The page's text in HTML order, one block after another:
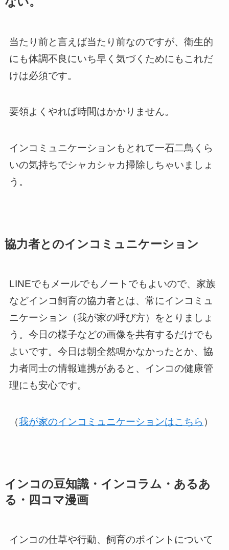
当たり前と言えば当たり前なのですが、衛生的
にも体調不良にいち早く気づくためにもこれだ
けは必須です。
要領よくやれば時間はかかりません。
インコミュニケーションもとれて一石二鳥くら
いの気持ちでシャカシャカ掃除しちゃいましょ
う。
協力者とのインコミュニケーション
LINEでもメールでもノートでもよいので、家族
などインコ飼育の協力者とは、常にインコミュ
ニケーション（我が家の呼び方）をとりましょ
う。今日の様子などの画像を共有するだけでも
よいです。今日は朝全然鳴かなかったとか、協
力者同士の情報連携があると、インコの健康管
理にも安心です。
（我が家のインコミュニケーションはこちら ）
インコの豆知識・インコラム・あるあ
る・四コマ漫画
インコの仕草や行動、飼育のポイントについて